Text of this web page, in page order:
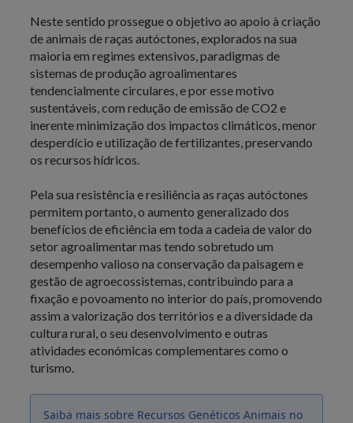
Neste sentido prossegue o objetivo ao apoio à criação
de animais de raças autóctones, explorados na sua
maioria em regimes extensivos, paradigmas de
sistemas de produção agroalimentares
tendencialmente circulares, e por esse motivo
sustentáveis, com redução de emissão de CO2 e
inerente minimização dos impactos climáticos, menor
desperdício e utilização de fertilizantes, preservando
os recursos hídricos.
Pela sua resistência e resiliência as raças autóctones
permitem portanto, o aumento generalizado dos
benefícios de eficiência em toda a cadeia de valor do
setor agroalimentar mas tendo sobretudo um
desempenho valioso na conservação da paisagem e
gestão de agroecossistemas, contribuindo para a
fixação e povoamento no interior do país, promovendo
assim a valorização dos territórios e a diversidade da
cultura rural, o seu desenvolvimento e outras
atividades económicas complementares como o
turismo.
Saiba mais sobre Recursos Genéticos Animais no